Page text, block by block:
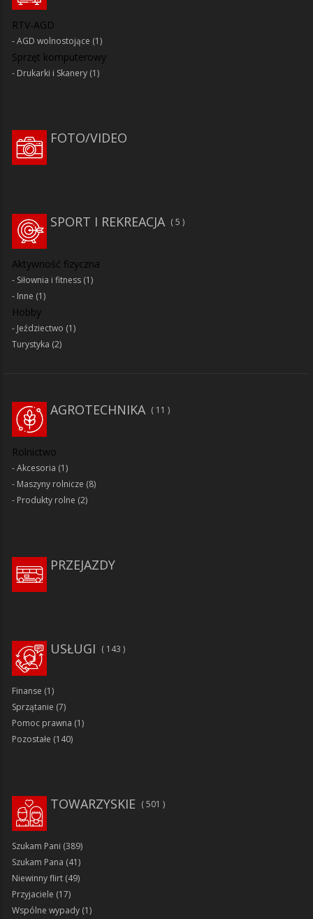
RTV-AGD
AGD wolnostojące (1)
Sprzęt komputerowy
Drukarki i Skanery (1)
FOTO/VIDEO
SPORT I REKREACJA 5
Aktywność fizyczna
Siłownia i fitness (1)
Inne (1)
Hobby
Jeździectwo (1)
Turystyka (2)
AGROTECHNIKA 11
Rolnictwo
Akcesoria (1)
Maszyny rolnicze (8)
Produkty rolne (2)
PRZEJAZDY
143
USŁUGI
Finanse (1)
Sprzątanie (7)
Pomoc prawna (1)
Pozostałe (140)
TOWARZYSKIE 501
Szukam Pani (389)
Szukam Pana (41)
Niewinny flirt (49)
Przyjaciele (17)
Wspólne wypady (1)